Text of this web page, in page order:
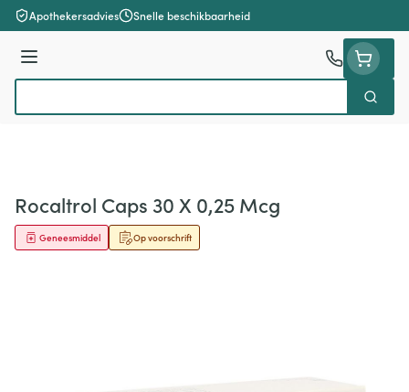
Ga naar de inhoud
Apothekersadvies Snelle beschikbaarheid
Menu
Zoek
Rocaltrol Caps 30 X 0,25 Mcg
Op voorschrift
Geneesmiddel